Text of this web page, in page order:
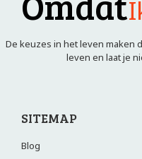
De keuzes in het leven maken
leven en laat je
SITEMAP
Blog